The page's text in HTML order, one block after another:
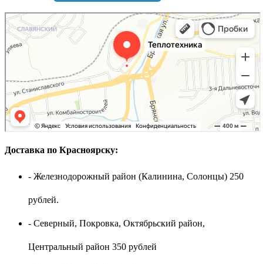
Доставка по Красноярску:
- Железнодорожный район (Калинина, Солонцы) 250
рублей.
- Северный, Покровка, Октябрьский район,
Центральный район 350 рублей